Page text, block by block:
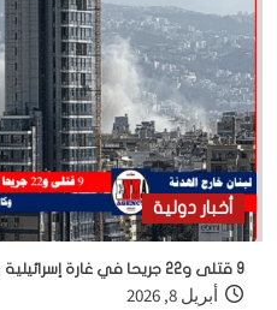
أخبار دولية
9 قتلى و22 جريحا في غارة إسرائيلية على صيدا جنوبي لبنان
أبريل 8, 2026